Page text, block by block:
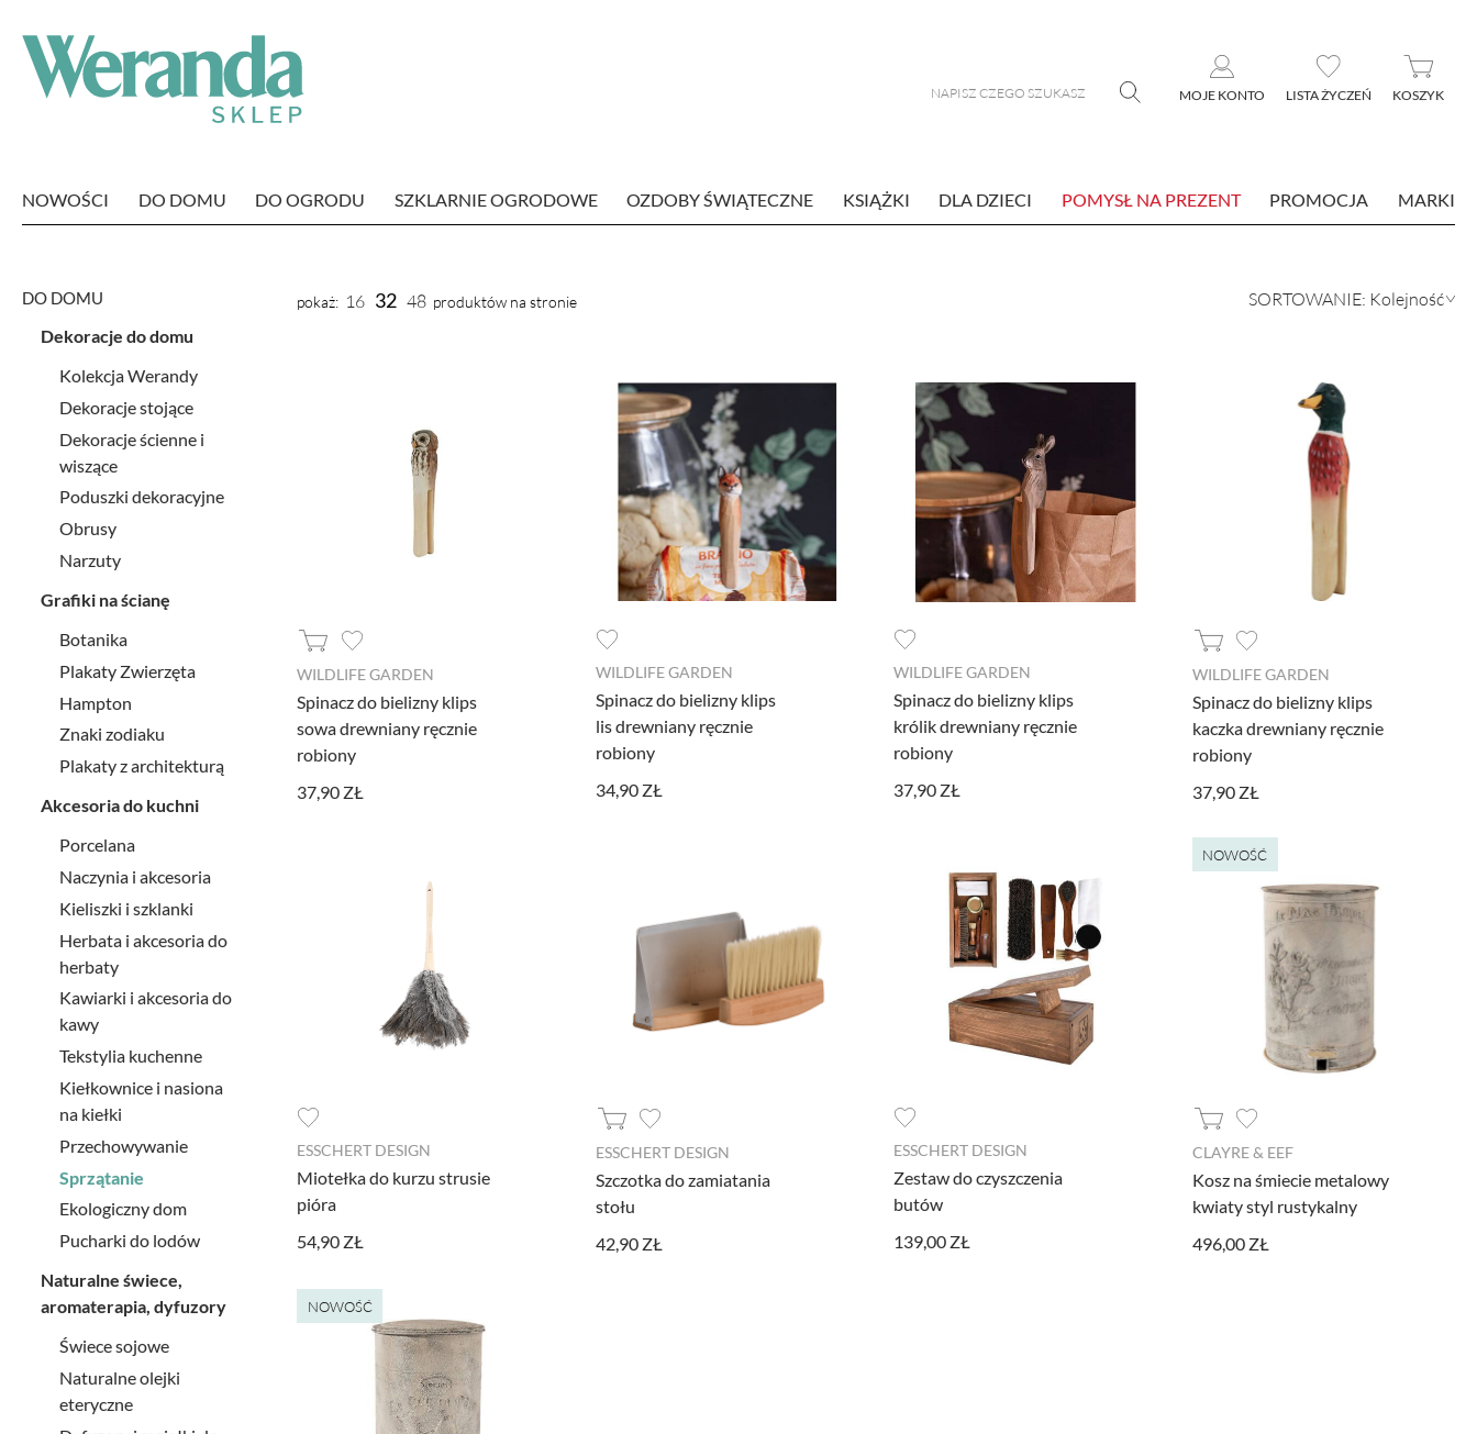
MOJE KONTO LISTA ŻYCZEŃ KOSZYK
NOWOŚCI DO DOMU DO OGRODU SZKLARNIE OGRODOWE OZDOBY ŚWIĄTECZNE KSIĄŻKI DLA DZIECI POMYSŁ NA PREZENT PROMOCJA MARKI
DO DOMU
Dekoracje do domu
Kolekcja Werandy
Dekoracje stojące
Dekoracje ścienne i
wiszące
Poduszki dekoracyjne
Obrusy
Narzuty
Grafiki na ścianę
Botanika
Plakaty Zwierzęta
Hampton
Znaki zodiaku
Plakaty z architekturą
Akcesoria do kuchni
Porcelana
Naczynia i akcesoria
Kieliszki i szklanki
Herbata i akcesoria do
herbaty
Kawiarki i akcesoria do
kawy
Tekstylia kuchenne
Kiełkownice i nasiona
na kiełki
Przechowywanie
Sprzątanie
Ekologiczny dom
Pucharki do lodów
Naturalne świece,
aromaterapia, dyfuzory
Świece sojowe
Naturalne olejki
eteryczne
pokaż: 16 32 48 produktów na stronie
WILDLIFE GARDEN
Spinacz do bielizny klips
sowa drewniany ręcznie
robiony
37,90 ZŁ
WILDLIFE GARDEN
Spinacz do bielizny klips
lis drewniany ręcznie
robiony
34,90 ZŁ
WILDLIFE GARDEN
Spinacz do bielizny klips
królik drewniany ręcznie
robiony
37,90 ZŁ
WILDLIFE GARDEN
Spinacz do bielizny klips
kaczka drewniany ręcznie
robiony
37,90 ZŁ
ESSCHERT DESIGN
Miotełka do kurzu strusie
pióra
54,90 ZŁ
ESSCHERT DESIGN
Szczotka do zamiatania
stołu
42,90 ZŁ
ESSCHERT DESIGN
Zestaw do czyszczenia
butów
139,00 ZŁ
NOWOŚĆ
CLAYRE & EEF
Kosz na śmiecie metalowy
kwiaty styl rustykalny
496,00 ZŁ
NOWOŚĆ